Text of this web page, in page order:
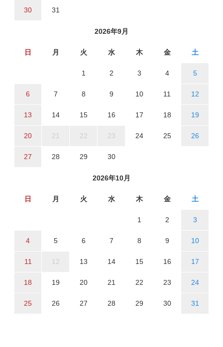
30 31
2026年9月
日 月 火 水 木 金 土
1 2 3 4 5
6 7 8 9 10 11 12
13 14 15 16 17 18 19
20 21 22 23 24 25 26
27 28 29 30
2026年10月
日 月 火 水 木 金 土
1 2 3
4 5 6 7 8 9 10
11 12 13 14 15 16 17
18 19 20 21 22 23 24
25 26 27 28 29 30 31